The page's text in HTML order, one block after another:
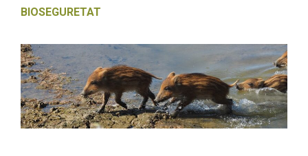
BIOSEGURETAT